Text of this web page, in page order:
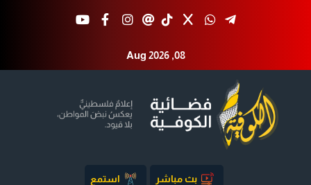
Aug 2026 ,08
بث مباشر استمع